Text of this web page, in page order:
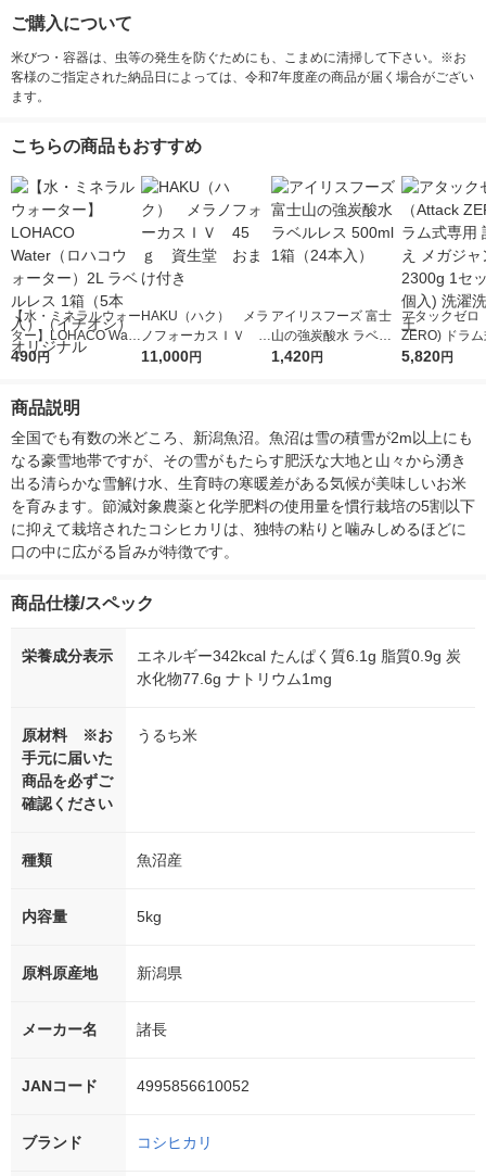
ご購入について
米びつ・容器は、虫等の発生を防ぐためにも、こまめに清掃して下さい。※お
客様のご指定された納品日によっては、令和7年度産の商品が届く場合がござい
ます。
こちらの商品もおすすめ
【水・ミネラルウォー
ター】LOHACO Wate
r（ロハコウォータ
シ） オリジナル
490円
HAKU（ハク） メラ
ノフォーカスＩＶ 4
5ｇ 資生堂 おまけ
11,000円
アイリスフーズ 富士
山の強炭酸水 ラベル
レス 500ml 1箱（24
1,420円
アタックゼロ
ZERO) ドラ
詰め替え メガ
5,820円
商品説明
全国でも有数の米どころ、新潟魚沼。魚沼は雪の積雪が2m以上にも
なる豪雪地帯ですが、その雪がもたらす肥沃な大地と山々から湧き
出る清らかな雪解け水、生育時の寒暖差がある気候が美味しいお米
を育みます。節減対象農薬と化学肥料の使用量を慣行栽培の5割以下
に抑えて栽培されたコシヒカリは、独特の粘りと噛みしめるほどに
口の中に広がる旨みが特徴です。
商品仕様/スペック
栄養成分表示
エネルギー342kcal たんぱく質6.1g 脂質0.9g 炭
水化物77.6g ナトリウム1mg
原材料 ※お
手元に届いた
商品を必ずご
確認ください
うるち米
種類 魚沼産
内容量 5kg
原料原産地 新潟県
メーカー名 諸長
JANコード 4995856610052
ブランド コシヒカリ